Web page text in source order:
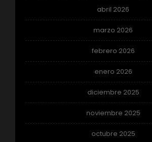
abril 2026
marzo 2026
febrero 2026
enero 2026
diciembre 2025
noviembre 2025
octubre 2025